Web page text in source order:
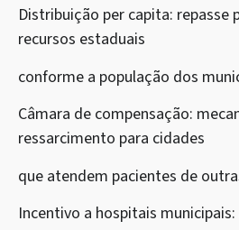
Distribuição per capita: repasse
recursos estaduais
conforme a população dos
Câmara de compensação:
ressarcimento para cidades
que atendem pacientes de
Incentivo a hospitais